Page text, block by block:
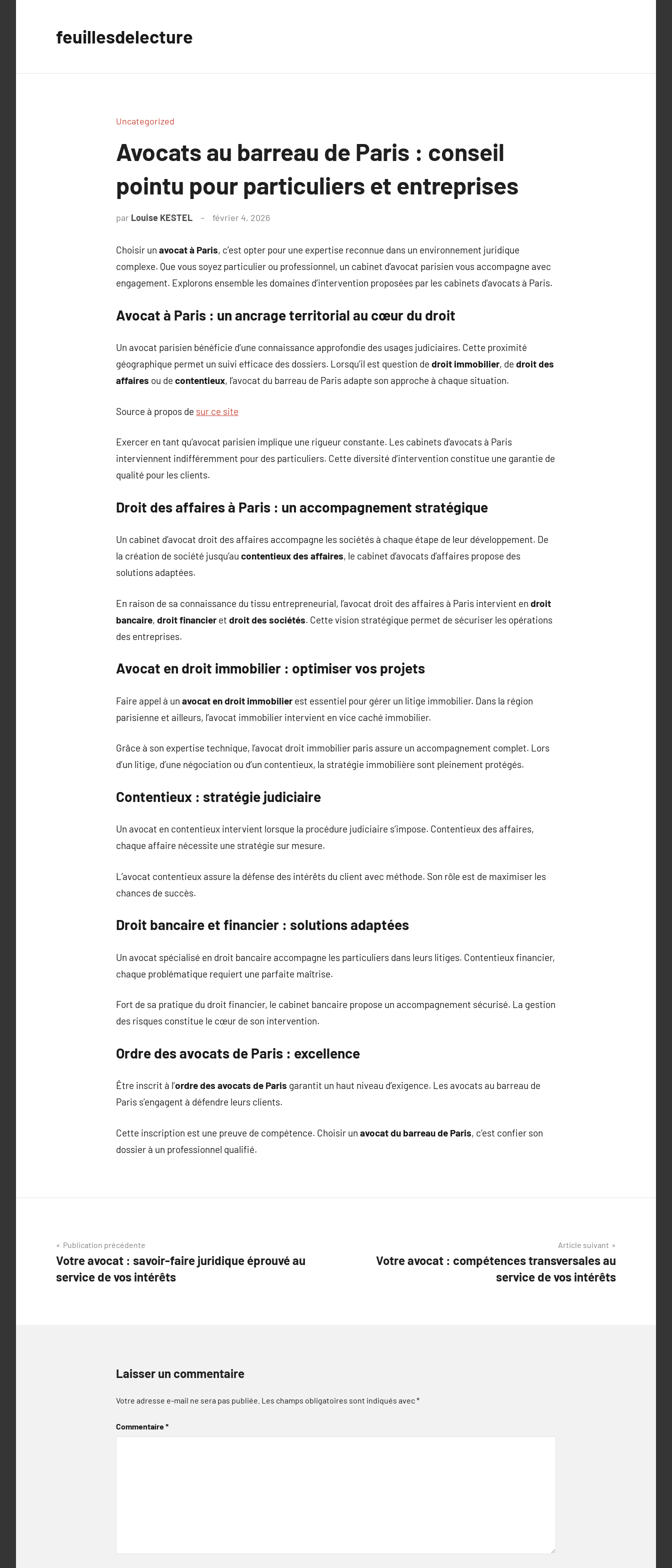
feuillesdelecture
Uncategorized
Avocats au barreau de Paris : conseil
pointu pour particuliers et entreprises
par Louise KESTEL février 4, 2026
Choisir un avocat à Paris, c’est opter pour une expertise reconnue dans un environnement juridique
complexe. Que vous soyez particulier ou professionnel, un cabinet d’avocat parisien vous accompagne avec
engagement. Explorons ensemble les domaines d’intervention proposées par les cabinets d’avocats à Paris.
Avocat à Paris : un ancrage territorial au cœur du droit
Un avocat parisien bénéficie d’une connaissance approfondie des usages judiciaires. Cette proximité
géographique permet un suivi efficace des dossiers. Lorsqu’il est question de droit immobilier, de droit des
affaires ou de contentieux, l’avocat du barreau de Paris adapte son approche à chaque situation.
Source à propos de sur ce site
Exercer en tant qu’avocat parisien implique une rigueur constante. Les cabinets d’avocats à Paris
interviennent indifféremment pour des particuliers. Cette diversité d’intervention constitue une garantie de
qualité pour les clients.
Droit des affaires à Paris : un accompagnement stratégique
Un cabinet d’avocat droit des affaires accompagne les sociétés à chaque étape de leur développement. De
la création de société jusqu’au contentieux des affaires, le cabinet d’avocats d’affaires propose des
solutions adaptées.
En raison de sa connaissance du tissu entrepreneurial, l’avocat droit des affaires à Paris intervient en droit
bancaire, droit financier et droit des sociétés. Cette vision stratégique permet de sécuriser les opérations
des entreprises.
Avocat en droit immobilier : optimiser vos projets
Faire appel à un avocat en droit immobilier est essentiel pour gérer un litige immobilier. Dans la région
parisienne et ailleurs, l’avocat immobilier intervient en vice caché immobilier.
Grâce à son expertise technique, l’avocat droit immobilier paris assure un accompagnement complet. Lors
d’un litige, d’une négociation ou d’un contentieux, la stratégie immobilière sont pleinement protégés.
Contentieux : stratégie judiciaire
Un avocat en contentieux intervient lorsque la procédure judiciaire s’impose. Contentieux des affaires,
chaque affaire nécessite une stratégie sur mesure.
L’avocat contentieux assure la défense des intérêts du client avec méthode. Son rôle est de maximiser les
chances de succès.
Droit bancaire et financier : solutions adaptées
Un avocat spécialisé en droit bancaire accompagne les particuliers dans leurs litiges. Contentieux financier,
chaque problématique requiert une parfaite maîtrise.
Fort de sa pratique du droit financier, le cabinet bancaire propose un accompagnement sécurisé. La gestion
des risques constitue le cœur de son intervention.
Ordre des avocats de Paris : excellence
Être inscrit à l’ordre des avocats de Paris garantit un haut niveau d’exigence. Les avocats au barreau de
Paris s’engagent à défendre leurs clients.
Cette inscription est une preuve de compétence. Choisir un avocat du barreau de Paris, c’est confier son
dossier à un professionnel qualifié.
Navigation
de
l’article
Publication précédente
Votre avocat : savoir-faire juridique éprouvé au
service de vos intérêts
Article suivant
Votre avocat : compétences transversales au
service de vos intérêts
Laisser un commentaire
Votre adresse e-mail ne sera pas publiée. Les champs obligatoires sont indiqués avec*
Commentaire*